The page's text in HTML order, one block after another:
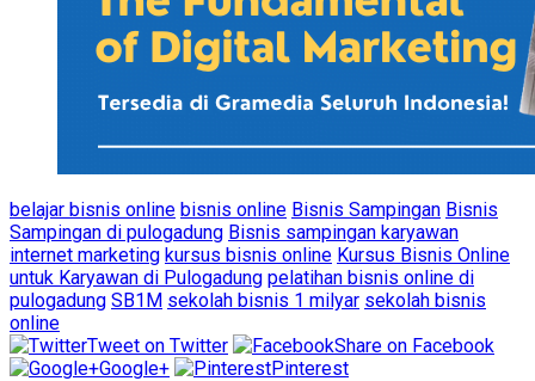
belajar bisnis online bisnis online Bisnis Sampingan Bisnis
Sampingan di pulogadung Bisnis sampingan karyawan
internet marketing kursus bisnis online Kursus Bisnis Online
untuk Karyawan di Pulogadung pelatihan bisnis online di
pulogadung SB1M sekolah bisnis 1 milyar sekolah bisnis
online
Tweet on Twitter
Share on Facebook
Google+
Pinterest